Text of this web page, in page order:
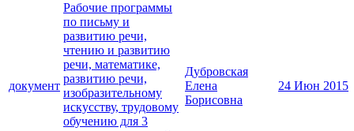
документ
Рабочие программы
по письму и
развитию речи,
чтению и развитию
речи, математике,
развитию речи,
изобразительному
искусству, трудовому
обучению для 3
Дубровская
Елена
Борисовна
24 Июн 2015